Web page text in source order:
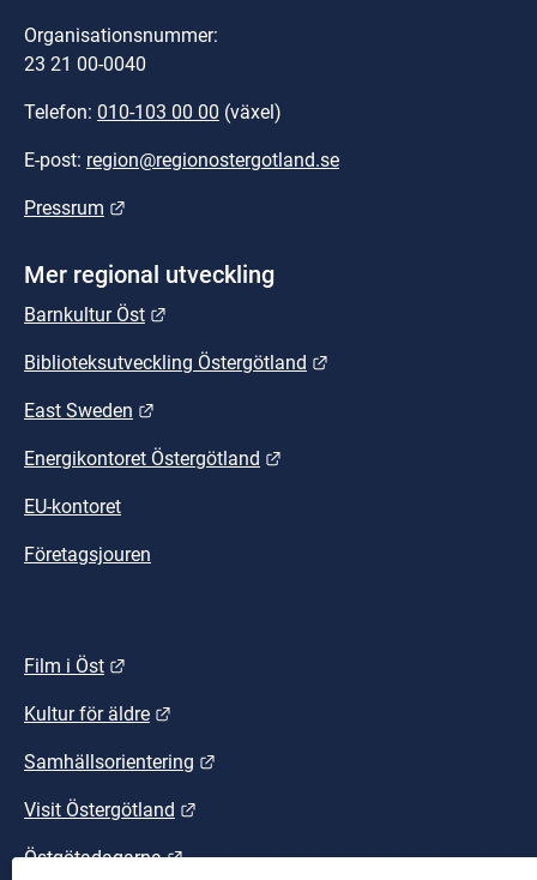
Organisationsnummer:
23 21 00-0040
Telefon: 010-103 00 00 (växel)
E-post: region@regionostergotland.se
Pressrum
Mer regional utveckling
Barnkultur Öst
Biblioteksutveckling Östergötland
East Sweden
Energikontoret Östergötland
EU-kontoret
Företagsjouren
Film i Öst
Kultur för äldre
Samhällsorientering
Visit Östergötland
Östgötadagarna Länk till annan webbplats.